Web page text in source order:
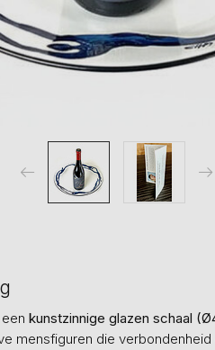
kunstzinnige glazen schaal
mensfiguren die